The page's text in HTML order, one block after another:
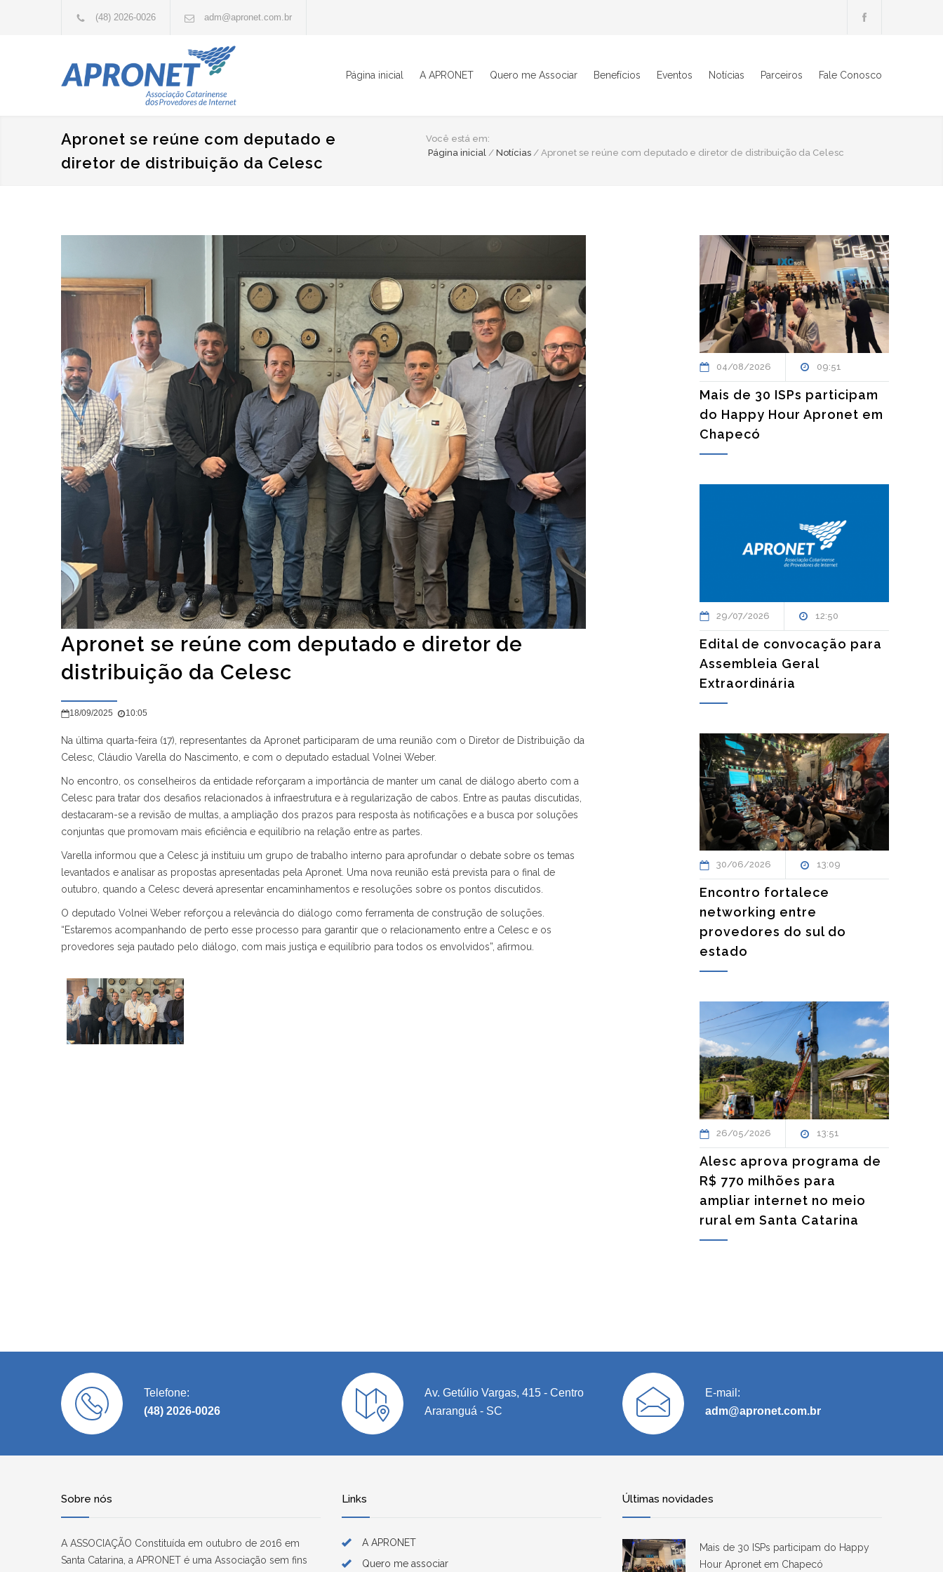
(48) 2026-0026 adm@apronet.com.br
Página inicial A APRONET Quero me Associar Benefícios Eventos Notícias Parceiros Fale Conosco
Apronet se reúne com deputado e
diretor de distribuição da Celesc
Você está em:
Página inicial / Notícias / Apronet se reúne com deputado e diretor de distribuição da Celesc
Apronet se reúne com deputado e diretor de
distribuição da Celesc
18/09/2025 10:05
Na última quarta-feira (17), representantes da Apronet participaram de uma reunião com o Diretor de Distribuição da
Celesc, Cláudio Varella do Nascimento, e com o deputado estadual Volnei Weber.
No encontro, os conselheiros da entidade reforçaram a importância de manter um canal de diálogo aberto com a
Celesc para tratar dos desafios relacionados à infraestrutura e à regularização de cabos. Entre as pautas discutidas,
destacaram-se a revisão de multas, a ampliação dos prazos para resposta às notificações e a busca por soluções
conjuntas que promovam mais eficiência e equilíbrio na relação entre as partes.
Varella informou que a Celesc já instituiu um grupo de trabalho interno para aprofundar o debate sobre os temas
levantados e analisar as propostas apresentadas pela Apronet. Uma nova reunião está prevista para o final de
outubro, quando a Celesc deverá apresentar encaminhamentos e resoluções sobre os pontos discutidos.
O deputado Volnei Weber reforçou a relevância do diálogo como ferramenta de construção de soluções.
“Estaremos acompanhando de perto esse processo para garantir que o relacionamento entre a Celesc e os
provedores seja pautado pelo diálogo, com mais justiça e equilíbrio para todos os envolvidos”, afirmou.
04/08/2026 09:51
Mais de 30 ISPs participam
do Happy Hour Apronet em
Chapecó
29/07/2026 12:50
Edital de convocação para
Assembleia Geral
Extraordinária
30/06/2026 13:09
Encontro fortalece
networking entre
provedores do sul do
estado
26/05/2026 13:51
Alesc aprova programa de
R$ 770 milhões para
ampliar internet no meio
rural em Santa Catarina
Telefone:
(48) 2026-0026
Av. Getúlio Vargas, 415 - Centro
Araranguá - SC
E-mail:
adm@apronet.com.br
Sobre nós
A ASSOCIAÇÃO Constituída em outubro de 2016 em
Santa Catarina, a APRONET é uma Associação sem fins
Links
A APRONET
Quero me associar
Últimas novidades
Mais de 30 ISPs participam do Happy
Hour Apronet em Chapecó